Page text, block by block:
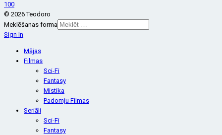
100
© 2026 Teodoro
Meklēšanas forma
Sign In
Mājas
Filmas
Sci-Fi
Fantasy
Mistika
Padomju Filmas
Seriāli
Sci-Fi
Fantasy